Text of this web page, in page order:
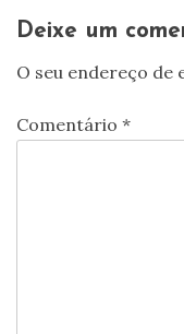
artigos
Deixe um
O seu endereço de
Comentário *